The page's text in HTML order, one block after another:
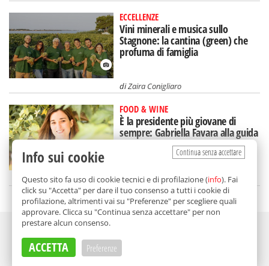
ECCELLENZE
Vini minerali e musica sullo
Stagnone: la cantina (green) che
profuma di famiglia
diZaira Conigliaro
FOOD & WINE
È la presidente più giovane di
sempre: Gabriella Favara alla guida
di Assovini Sicilia
diFederica Dolce
Continua senza accettare
Info sui cookie
Questo sito fa uso di cookie tecnici e di profilazione (info). Fai
click su "Accetta" per dare il tuo consenso a tutti i cookie di
profilazione, altrimenti vai su "Preferenze" per scegliere quali
approvare. Clicca su "Continua senza accettare" per non
prestare alcun consenso.
ACCETTA Preferenze